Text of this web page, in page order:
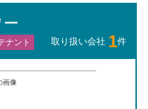
ナント 取り扱い会社 1件
画像